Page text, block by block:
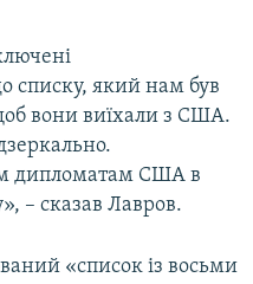
списку, який нам був
вони виїхали з США.
дипломатам США в
– сказав Лавров.
«список із восьми